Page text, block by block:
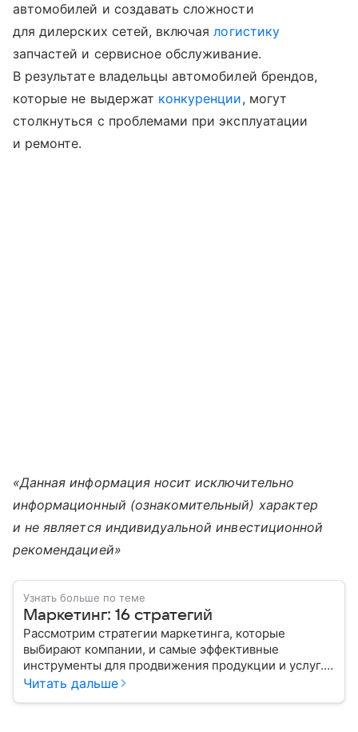
автомобилей и создавать сложности
для дилерских сетей, включаялогистику
запчастей и сервисное обслуживание.
В результате владельцы автомобилей брендов,
которые не выдержат конкуренции, могут
столкнуться с проблемами при эксплуатации
и ремонте.
«Данная информация носит исключительно
информационный (ознакомительный) характер
и не является индивидуальной инвестиционной
рекомендацией»
Узнать больше по теме
Маркетинг: 16 стратегий
Рассмотрим стратегии маркетинга, которые
выбирают компании, и самые эффективные
инструменты для продвижения продукции и услуг.
Читать дальше